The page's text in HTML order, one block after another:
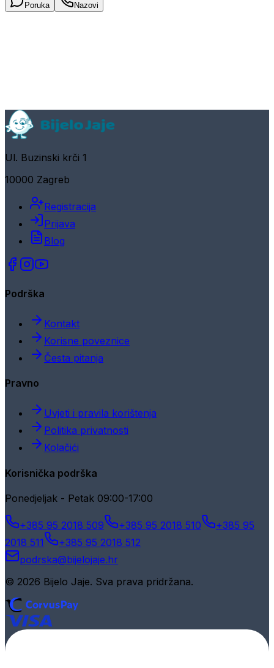
Poruka Nazovi
Ul. Buzinski krči 1
10000 Zagreb
Registracija
Prijava
Blog
Podrška
Kontakt
Korisne poveznice
Česta pitanja
Pravno
Uvjeti i pravila korištenja
Politika privatnosti
Kolačići
Korisnička podrška
Ponedjeljak - Petak 09:00-17:00
+385 95 2018 509 +385 95 2018 510
+385 95
2018 511
+385 95 2018 512
podrska@bijelojaje.hr
© 2026 Bijelo Jaje. Sva prava pridržana.